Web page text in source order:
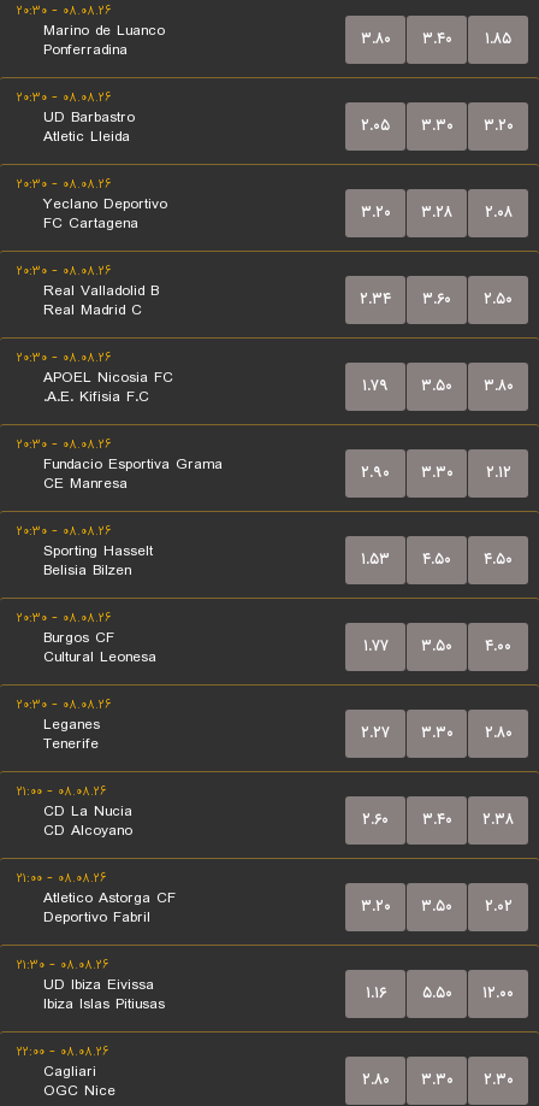
۰۸.۰۸.۲۶ - ۲۰:۳۰
Marino de Luanco
Ponferradina
۳.۸۰ ۳.۴۰ ۱.۸۵
۰۸.۰۸.۲۶ - ۲۰:۳۰
UD Barbastro
Atletic Lleida
۲.۰۵ ۳.۳۰ ۳.۲۰
۰۸.۰۸.۲۶ - ۲۰:۳۰
Yeclano Deportivo
FC Cartagena
۳.۲۰ ۳.۲۸ ۲.۰۸
۰۸.۰۸.۲۶ - ۲۰:۳۰
Real Valladolid B
Real Madrid C
۲.۳۴ ۳.۶۰ ۲.۵۰
۰۸.۰۸.۲۶ - ۲۰:۳۰
APOEL Nicosia FC
A.E. Kifisia F.C.
۱.۷۹ ۳.۵۰ ۳.۸۰
۰۸.۰۸.۲۶ - ۲۰:۳۰
Fundacio Esportiva Grama
CE Manresa
۲.۹۰ ۳.۳۰ ۲.۱۲
۰۸.۰۸.۲۶ - ۲۰:۳۰
Sporting Hasselt
Belisia Bilzen
۱.۵۳ ۴.۵۰ ۴.۵۰
۰۸.۰۸.۲۶ - ۲۰:۳۰
Burgos CF
Cultural Leonesa
۱.۷۷ ۳.۵۰ ۴.۰۰
۰۸.۰۸.۲۶ - ۲۰:۳۰
Leganes
Tenerife
۲.۲۷ ۳.۳۰ ۲.۸۰
۰۸.۰۸.۲۶ - ۲۱:۰۰
CD La Nucia
CD Alcoyano
۲.۶۰ ۳.۴۰ ۲.۳۸
۰۸.۰۸.۲۶ - ۲۱:۰۰
Atletico Astorga CF
Deportivo Fabril
۳.۲۰ ۳.۵۰ ۲.۰۲
۰۸.۰۸.۲۶ - ۲۱:۳۰
UD Ibiza Eivissa
Ibiza Islas Pitiusas
۱.۱۶ ۵.۵۰ ۱۲.۰۰
۰۸.۰۸.۲۶ - ۲۲:۰۰
Cagliari
OGC Nice
۲.۸۰ ۳.۳۰ ۲.۳۰